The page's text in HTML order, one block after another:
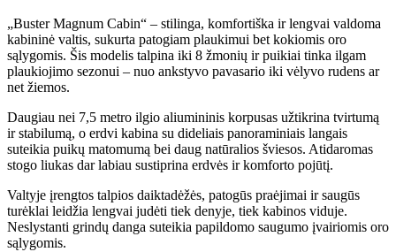
„Buster Magnum Cabin“ – stilinga, komfortiška ir lengvai valdoma
kabininė valtis, sukurta patogiam plaukimui bet kokiomis oro
sąlygomis. Šis modelis talpina iki 8 žmonių ir puikiai tinka ilgam
plaukiojimo sezonui – nuo ankstyvo pavasario iki vėlyvo rudens ar
net žiemos.
Daugiau nei 7,5 metro ilgio aliumininis korpusas užtikrina tvirtumą
ir stabilumą, o erdvi kabina su dideliais panoraminiais langais
suteikia puikų matomumą bei daug natūralios šviesos. Atidaromas
stogo liukas dar labiau sustiprina erdvės ir komforto pojūtį.
Valtyje įrengtos talpios daiktadėžės, patogūs praėjimai ir saugūs
turėklai leidžia lengvai judėti tiek denyje, tiek kabinos viduje.
Neslystanti grindų danga suteikia papildomo saugumo įvairiomis oro
sąlygomis.